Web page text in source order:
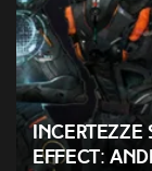
Incertezze
Effect: